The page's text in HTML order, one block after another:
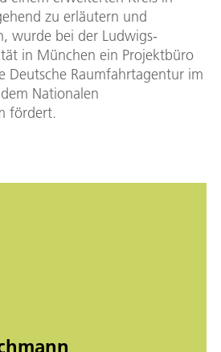
zu erläutern und
wurde bei der Ludwigs-
in München ein Projektbüro
Deutsche Raumfahrtagentur im
Nationalen
fördert.